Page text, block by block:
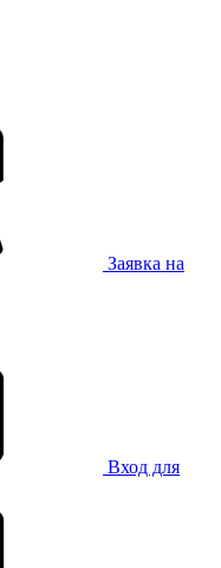
Заявка на
Вход для